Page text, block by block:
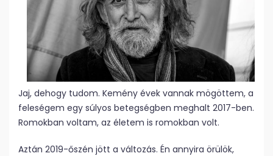
Jaj, dehogy tudom. Kemény évek vannak mögöttem, a
feleségem egy súlyos betegségben meghalt 2017-ben.
Romokban voltam, az életem is romokban volt.
Aztán 2019-őszén jött a változás. Én annyira örülök,